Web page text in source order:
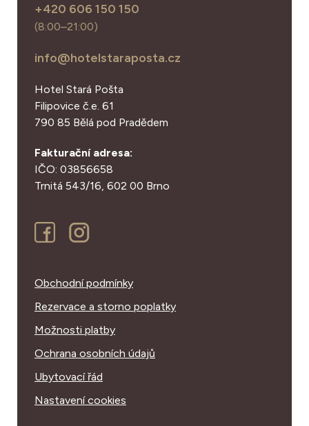
+420 606 150 150
(8:00–21:00)
info@hotelstaraposta.cz
Hotel Stará Pošta
Filipovice č.e. 61
790 85 Bělá pod Pradědem
Fakturační adresa:
IČO: 03856658
Trnitá 543/16, 602 00 Brno
Obchodní podmínky
Rezervace a storno poplatky
Možnosti platby
Ochrana osobních údajů
Ubytovací řád
Nastavení cookies